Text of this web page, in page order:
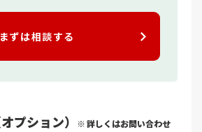
まずは相談する
プション）
詳しくはお問い合わせ